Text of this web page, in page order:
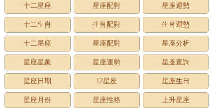
十二星座
星座配對 星座運勢
十二生肖 生肖配對 生肖運勢
十二星座 星座配對 星座分析
星座星象 星座運勢 星座查詢
星座日期 12星座 星座生日
星座月份 星座性格 上升星座